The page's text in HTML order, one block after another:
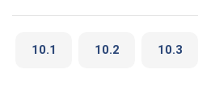
10.1 10.2 10.3